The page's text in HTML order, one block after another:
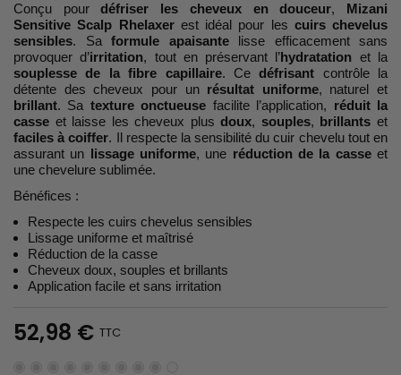
Conçu pourdéfriser les cheveux en douceur, Mizani
Sensitive Scalp Rhelaxerest idéal pour les cuirs chevelus
sensibles. Sa formule apaisantelisse efficacement sans
provoquer d’irritation, tout en préservant l’hydratation et la
souplesse de la fibre capillaire. Cedéfrisant contrôle la
détente des cheveux pour un résultat uniforme, naturel et
brillant. Sa texture onctueuse facilite l’application, réduit la
casse et laisse les cheveux plusdoux, souples, brillants et
faciles à coiffer. Il respecte la sensibilité du cuir chevelu tout en
assurant un lissage uniforme, une réduction de la casseet
une chevelure sublimée.
Bénéfices :
Respecte les cuirs chevelus sensibles
Lissage uniforme et maîtrisé
Réduction de la casse
Cheveux doux, souples et brillants
Application facile et sans irritation
52,98 € TTC